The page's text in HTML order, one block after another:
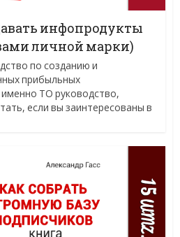
инфопродукты
личной марки)
по созданию и
прибыльных
ТО руководство,
если вы заинтересованы в